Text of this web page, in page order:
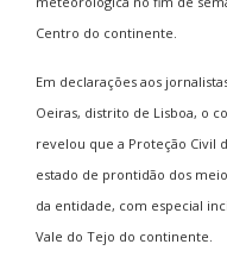
Centro do continente.
Em declarações aos
Oeiras, distrito de Lisboa, o
revelou que a Proteção Civil
estado de prontidão dos
da entidade, com especial
Vale do Tejo do continente.